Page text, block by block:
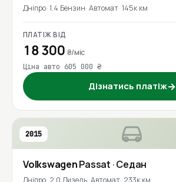
Дніпро 1.4 Бензин Автомат 145к км
ПЛАТІЖ ВІД
18 300 ₴/міс
Ціна авто 605 000 ₴
Дізнатись платіж→
2015
VolkswagenPassat · Седан